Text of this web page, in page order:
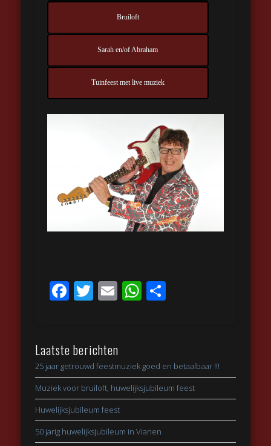
Bruiloft
Sarah en/of Abraham
Tuinfeest met live muziek
Facebook
Twitter
EmailWhatsApp
Laatste berichten
25 jaar getrouwd feestmuziek goed en betaalbaar !!!
Muziek voor bruiloft, huwelijksjubileum feest
Huwelijksjubileum feest
50 jarig huwelijksjubileum in Vianen